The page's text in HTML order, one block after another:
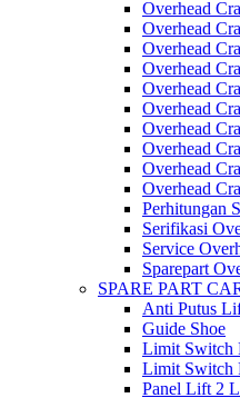
Overhead
Overhead
Overhead
Overhead
Overhead
Overhead
Overhead
Overhead
Overhead
Overhead
Perhitungan
Serifikasi
Service
Sparepart
SPARE PART
Anti Putus
Guide Shoe
Limit Switch
Limit Switch
Panel Lift 2